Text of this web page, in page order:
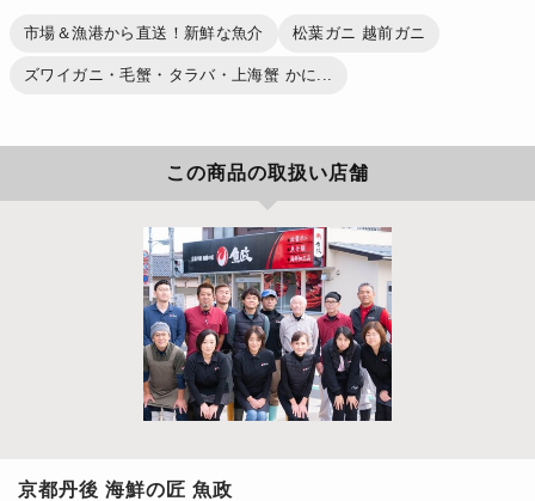
市場＆漁港から直送！新鮮な魚介 松葉ガニ 越前ガニ
ズワイガニ・毛蟹・タラバ・上海蟹 かに...
この商品の取扱い店舗
京都丹後 海鮮の匠 魚政